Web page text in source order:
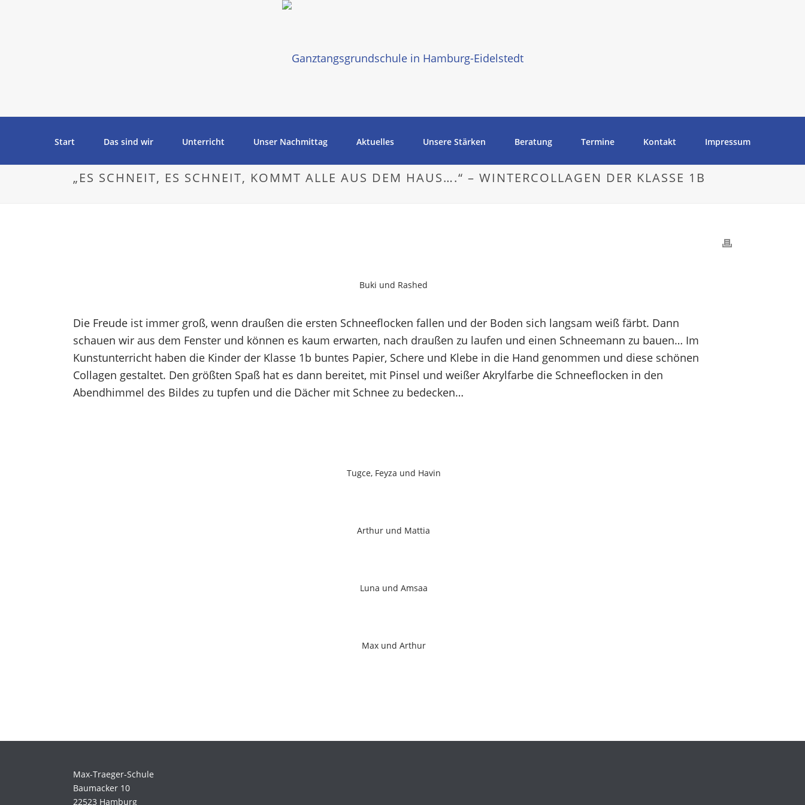
Start Das sind wir Unterricht Unser Nachmittag Aktuelles Unsere Stärken Beratung Termine Kontakt Impressum
„ES SCHNEIT, ES SCHNEIT, KOMMT ALLE AUS DEM HAUS….“ – WINTERCOLLAGEN DER KLASSE 1B
Buki und Rashed
Die Freude ist immer groß, wenn draußen die ersten Schneeflocken fallen und der Boden sich langsam weiß färbt. Dann
schauen wir aus dem Fenster und können es kaum erwarten, nach draußen zu laufen und einen Schneemann zu bauen… Im
Kunstunterricht haben die Kinder der Klasse 1b buntes Papier, Schere und Klebe in die Hand genommen und diese schönen
Collagen gestaltet. Den größten Spaß hat es dann bereitet, mit Pinsel und weißer Akrylfarbe die Schneeflocken in den
Abendhimmel des Bildes zu tupfen und die Dächer mit Schnee zu bedecken…
Tugce, Feyza und Havin
Arthur und Mattia
Luna und Amsaa
Max und Arthur
Max-Traeger-Schule
Baumacker 10
22523 Hamburg